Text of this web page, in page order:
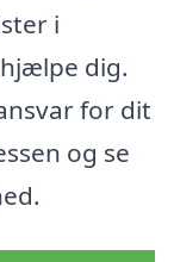
i
dig.
for dit
og se